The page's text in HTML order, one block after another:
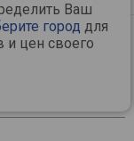
Ваш
город для
и цен своего
/Maono